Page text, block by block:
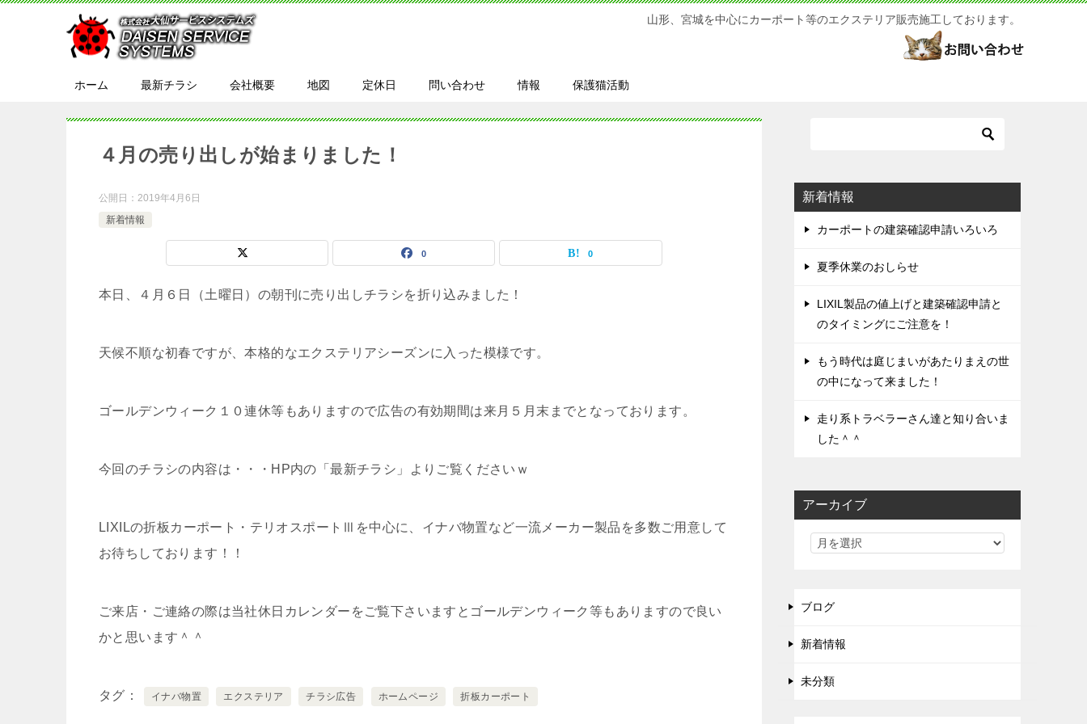
山形、宮城を中心にカーポート等のエクステリア販売施工しております。
ホーム 最新チラシ 会社概要 地図 定休日 問い合わせ 情報 保護猫活動
４月の売り出しが始まりました！
公開日： 2019年4月6日
新着情報
0 0
本日、４月６日（土曜日）の朝刊に売り出しチラシを折り込みました！
天候不順な初春ですが、本格的なエクステリアシーズンに入った模様です。
ゴールデンウィーク１０連休等もありますので広告の有効期間は来月５月末までとなっております。
今回のチラシの内容は・・・HP内の「最新チラシ」よりご覧くださいｗ
LIXILの折板カーポート・テリオスポートⅢを中心に、イナバ物置など一流メーカー製品を多数ご用意して
お待ちしております！！
ご来店・ご連絡の際は当社休日カレンダーをご覧下さいますとゴールデンウィーク等もありますので良い
かと思います＾＾
タグ イナバ物置 エクステリア チラシ広告 ホームページ 折板カーポート
新着情報
カーポートの建築確認申請いろいろ
夏季休業のおしらせ
LIXIL製品の値上げと建築確認申請と
のタイミングにご注意を！
もう時代は庭じまいがあたりまえの世
の中になって来ました！
走り系トラベラーさん達と知り合いま
した＾＾
アーカイブ
ブログ
新着情報
未分類